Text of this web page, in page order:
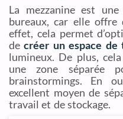
La mezzanine est
bureaux, car elle offre
effet, cela permet
decréer un espace de
lumineux. De plus,
une zone séparée
brainstormings. En
excellent moyen de
travail et de stockage.